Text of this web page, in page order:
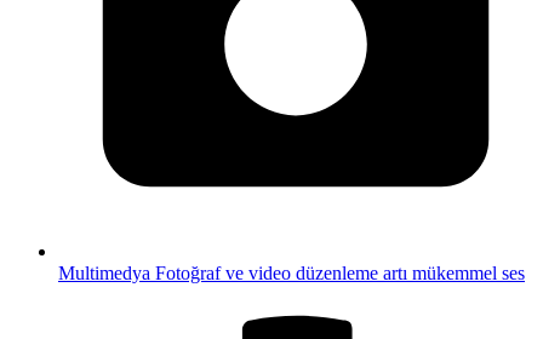
Multimedya Fotoğraf ve video düzenleme artı mükemmel ses